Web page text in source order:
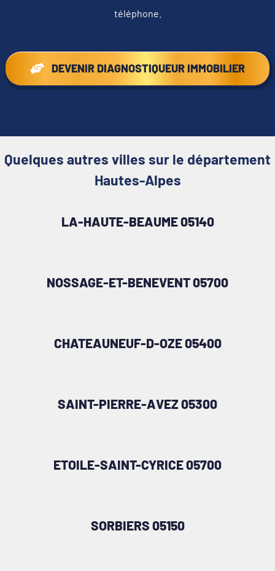
téléphone.
DEVENIR DIAGNOSTIQUEUR IMMOBILIER
Quelques autres villes sur le département
Hautes-Alpes
LA-HAUTE-BEAUME 05140
NOSSAGE-ET-BENEVENT 05700
CHATEAUNEUF-D-OZE 05400
SAINT-PIERRE-AVEZ 05300
ETOILE-SAINT-CYRICE 05700
SORBIERS 05150